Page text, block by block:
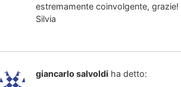
estremamente coinvolgente, grazie!
Silvia
giancarlo salvoldi ha detto: